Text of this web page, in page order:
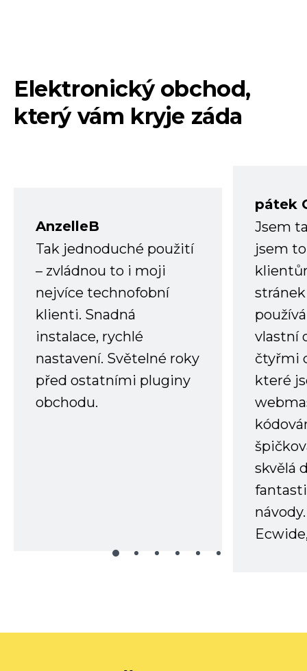
Elektronický obchod,
který vám kryje záda
AnzelleB
Tak jednoduché použití
– zvládnou to i moji
nejvíce technofobní
klienti. Snadná
instalace, rychlé
nastavení. Světelné roky
před ostatními pluginy
obchodu.
pátek
Jsem
jsem
vlastní
čtyřmi
které
skvělá